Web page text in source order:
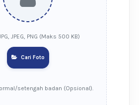
JPEG, PNG (Maks 500 KB)
Cari Foto
setengah badan (Opsional).